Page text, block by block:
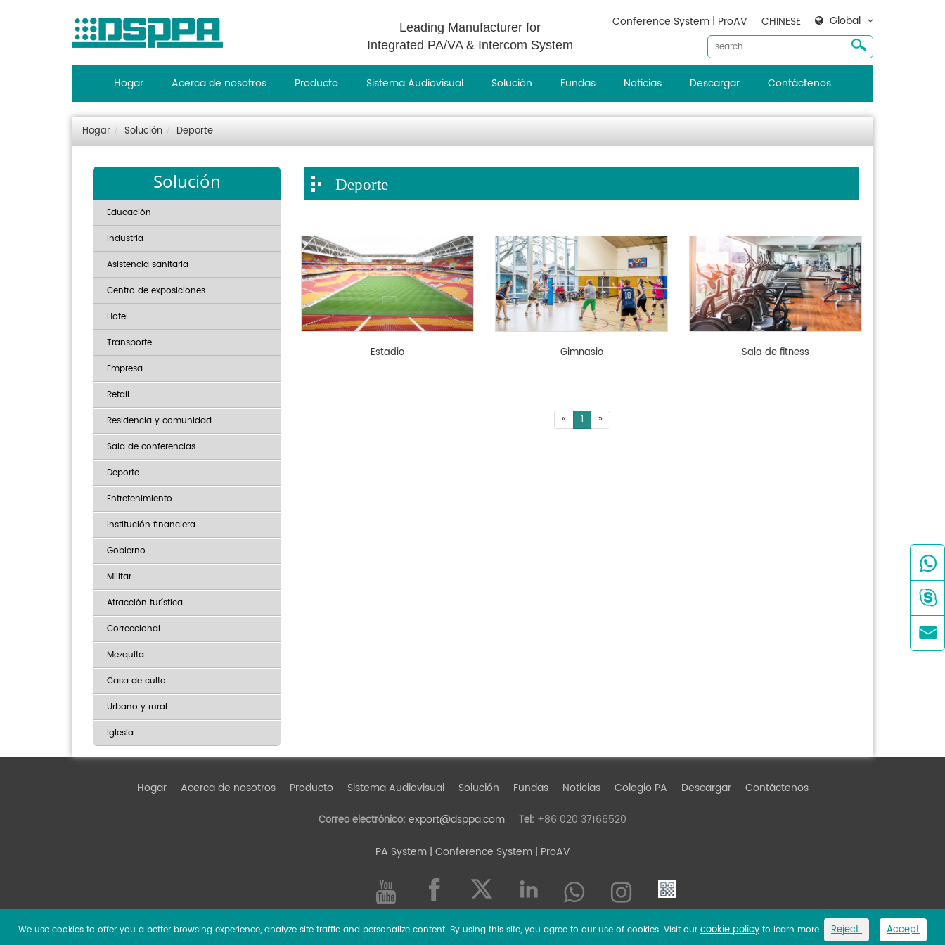
Leading Manufacturer for
Integrated PA/VA & Intercom System
Global
CHINESE
Conference System | ProAV
Hogar Acerca de nosotros Producto Sistema Audiovisual Solución Fundas Noticias Descargar Contáctenos
Hogar Solución Deporte
Solución
Educación
Industria
Asistencia sanitaria
Centro de exposiciones
Hotel
Transporte
Empresa
Retail
Residencia y comunidad
Sala de conferencias
Deporte
Entretenimiento
Institución financiera
Gobierno
Militar
Atracción turística
Correccional
Mezquita
Casa de culto
Urbano y rural
Iglesia
Deporte
Estadio Gimnasio Sala de fitness
« 1 »
Hogar Acerca de nosotros Producto Sistema Audiovisual Solución Fundas Noticias Colegio PA Descargar Contáctenos
Correo electrónico: export@dsppa.com Tel: +86 020 37166520
PA System| Conference System | ProAV
Sitemap



We use cookies to offer you a better browsing experience, analyze site traffic and personalize content. By using this site, you agree to our use of cookies. Visit our cookie policy to learn more. Reject Accept